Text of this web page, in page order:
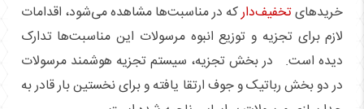
خریدهایتخفیف‌دارکه در مناسبت‌ها مشاهده می‌شود، اقدامات
لازم برای تجزیه و توزیع انبوه مرسولات این مناسبت‌ها تدارک
دیده است. در بخش تجزیه، سیستم تجزیه هوشمند مرسولات
در دو بخش رباتیک و جوف ارتقا یافته و برای نخستین بار قادر به